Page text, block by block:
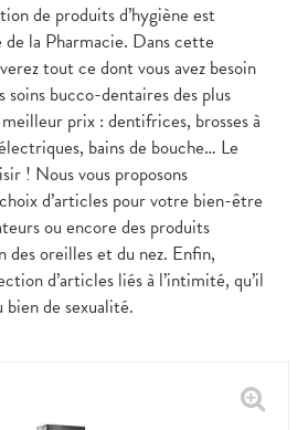
de produits d’hygiène est
la Pharmacie. Dans cette
tout ce dont vous avez besoin
soins bucco-dentaires des plus
prix : dentifrices, brosses à
bains de bouche… Le
! Nous vous proposons
d’articles pour votre bien-être
ou encore des produits
des oreilles et du nez. Enfin,
d’articles liés à l’intimité, qu’il
bien de sexualité.